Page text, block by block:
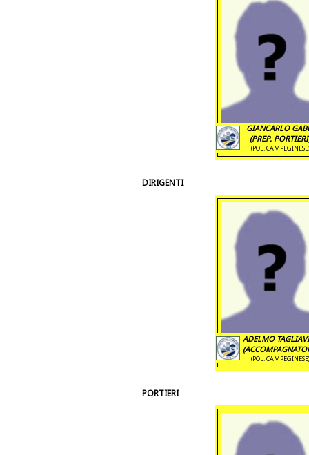
GIANCARLO
(PREP.
(POL. CAMPEGINESE)
DIRIGENTI
ADELMO
(POL. CAMPEGINESE)
PORTIERI